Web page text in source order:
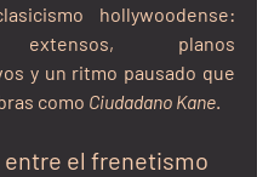
hollywoodense:
extensos, planos
y un ritmo pausado que
como Ciudadano Kane
entre el frenetismo